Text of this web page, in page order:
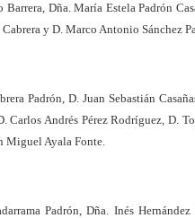
Dña. María Estela Padrón
y D. Marco Antonio Sánchez
Padrón, D. Juan Sebastián
Andrés Pérez Rodríguez, D.
Miguel Ayala Fonte.
Padrón, Dña. Inés